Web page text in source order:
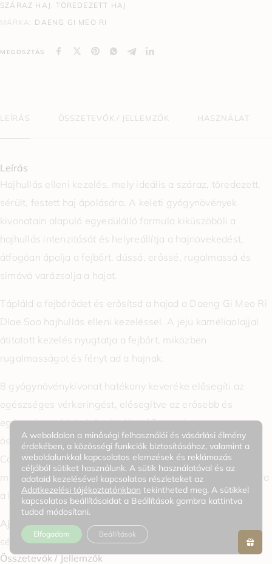
SZÁRAZ HAJ , TÖREDEZETT HAJ
MÁRKA: DAENG GI MEO RI
MEGOSZTÁS
LEÍRÁS ÖSSZETEVŐK / JELLEMZŐK HASZNÁLAT
Leírás
Hajhullás elleni kezelés, mely ideális a száraz, töredezett,
sérült, festett haj ápolására. A keleti gyógynövények
kivonatain alapuló egyedülálló formula kiküszöböli a
hajhullás intenzitását és helyreállítja a hajnövekedést,
átfogóan ápolja a fejbőrt, dússá, erőssé, rugalmassá és
simává varázsolja a hajat.
Tápláld a fejbőrödet és erősítsd a hajad a Daeng Gi Meo Ri
Dlae Soo hajhullás elleni kezeléssel. A jeju kaméliaolajjal
átitatott kezelés nyugtatja a fejbőrt, miközben
rugalmasságot és fényt ad a hajnak.
8 gyógynövénykivonat hatékony keveréke elősegíti az
egészséges vérkeringést, elősegítve az erősebb és
egészségesebb hajnövekedést. 10 természetes
összetevővel, mint például a Houttuynia Cordata, a
Calendula Officinalis és a Panax Ginseng gyökérkivonat,
mélyen hidratálja, nyugtatja és revitalizálja a fejbőrt, javítva
a haj textúráját és ellenálló képességét.
Ajánlott:Száraz, egyenes, hullámos, töredezett vagy
sérült hajra.
Összetevők / Jellemzők
A weboldalon a minőségi felhasználói és vásárlási élmény
érdekében, a közösségi funkciók biztosításához, valamint a
weboldalunkkal kapcsolatos elemzések és reklámozás
céljából sütiket használunk. A sütik használatával és az
adataid kezelésével kapcsolatos részleteket az
Adatkezelési tájékoztatónkban tekintheted meg. A sütikkel
kapcsolatos beállításaidat a Beállítások gombra kattintva
tudod módosítani.
Elfogadom Beállítások